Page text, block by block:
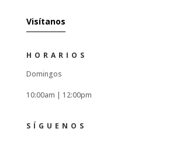
Visítanos
HORARIOS
Domingos
10:00am | 12:00pm
SÍGUENOS